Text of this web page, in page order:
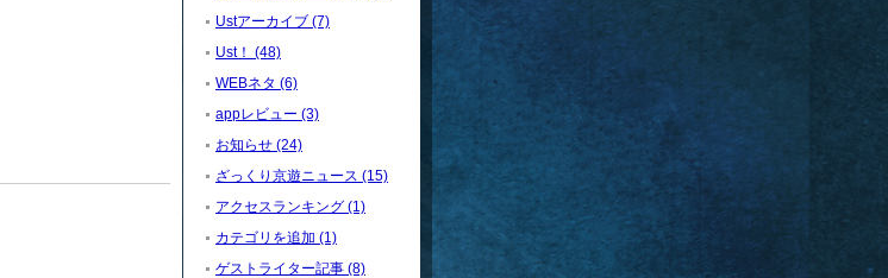
Ustアーカイブ (7)
Ust！ (48)
WEBネタ (6)
appレビュー (3)
お知らせ (24)
ざっくり京遊ニュース (15)
アクセスランキング (1)
カテゴリを追加 (1)
ゲストライター記事 (8)